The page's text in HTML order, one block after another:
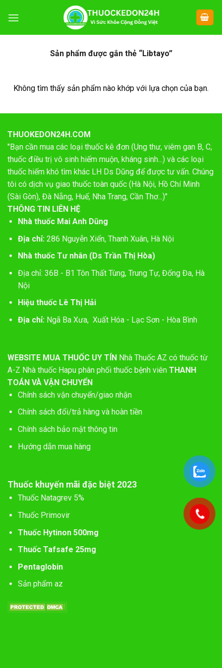
đến
Sản phẩm được gắn thẻ “Libtayo”
Không tìm thấy sản phẩm nào khớp với lựa chọn của bạn.
THUOKEDON24H.COM
"Bạn cần mua các loại thuốc kê đơn (Ung thư, viêm gan B, C,
thuốc điều trị vô sinh hiếm muộn, kháng sinh...) và các loại
thuốc hiếm khó tìm khác LH Ds Dũng để được tư vấn. Chúng
tôi có dịch vụ giao thuốc toàn quốc (Hà Nội, Hồ Chí Minh
(Sài Gòn), Đà Nẵng, Huế, Nha Trang, Cần Thơ...)"
THÔNG TIN LIÊN HỆ
Nhà thuốc Mai Anh Dũng
Địa chỉ:286 Nguyễn Xiển, Thanh Xuân, Hà Nội
Nhà thuốc Tư nhân (Ds Trần Thị Hòa)
Địa chỉ: 36B - B1 Tôn Thất Tùng, Trung Tự, Đống Đa, Hà
Nội
Hiệu thuốc Lê Thị Hải
Địa chỉ: Ngã Ba Xưa, Xuất Hóa - Lạc Sơn - Hòa Bình
WEBSITE MUA THUỐC UY TÍN Nhà Thuốc AZ có thuốc từ
A-Z Nhà thuốc Hapu phân phối thuốc bệnh viên THANH
TOÁN VÀ VẬN CHUYỂN
Chính sách vận chuyển/giao nhận
Chính sách đổi/trả hàng và hoàn tiền
Chính sách bảo mật thông tin
Hướng dẫn mua hàng
Thuốc khuyến mãi đặc biệt 2023
Thuốc Natagrev 5%
Thuốc Primovir
Thuốc Hytinon 500mg
Thuốc Tafsafe 25mg
Pentaglobin
Sản phẩm az